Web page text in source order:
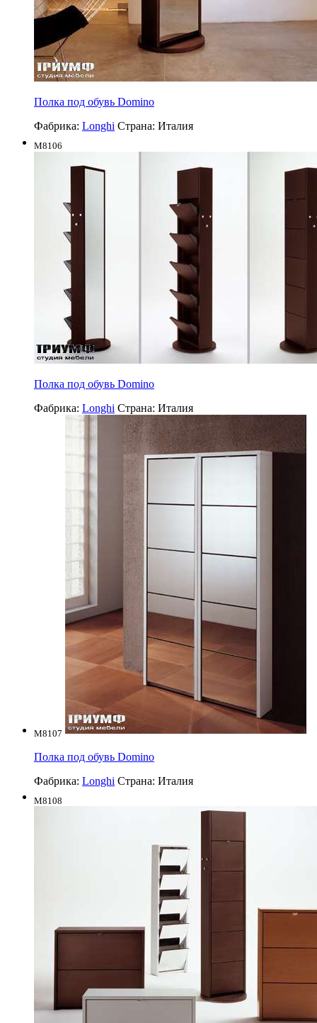
Полка под обувь Domino
Фабрика: Longhi Страна: Италия
M8106
Полка под обувь Domino
Фабрика: Longhi Страна: Италия
M8107
Полка под обувь Domino
Фабрика: Longhi Страна: Италия
M8108